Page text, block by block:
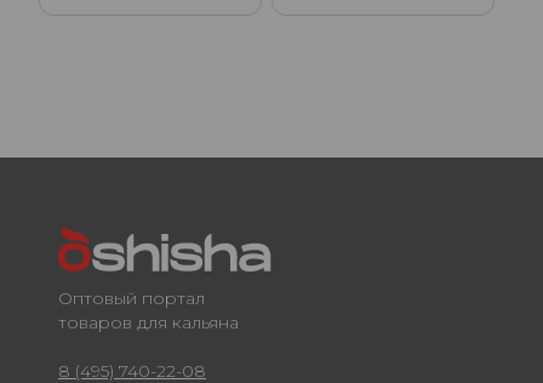
Оптовый портал
товаров для кальяна
8 (495) 740-22-08